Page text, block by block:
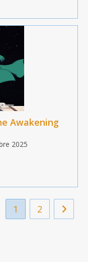
Awakening
2025
1 2 Aller à